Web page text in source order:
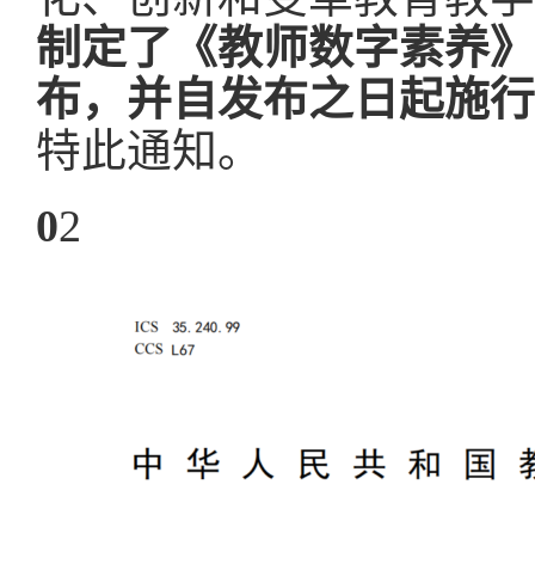
制定了《教师数字素养
布，并自发布之日起施行
特此通知。
02